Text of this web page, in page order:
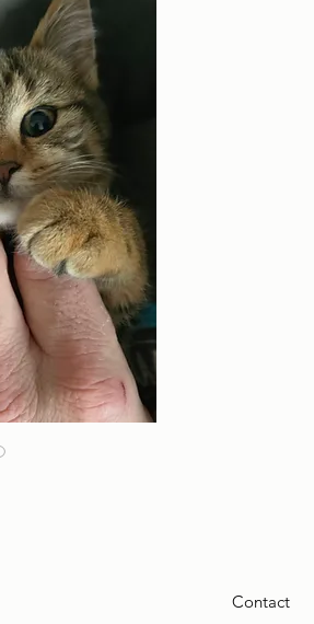
Contact